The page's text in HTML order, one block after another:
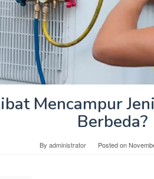
Mencampur
Berbeda?
By administrator Posted on